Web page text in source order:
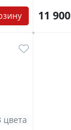
11 900
цвета